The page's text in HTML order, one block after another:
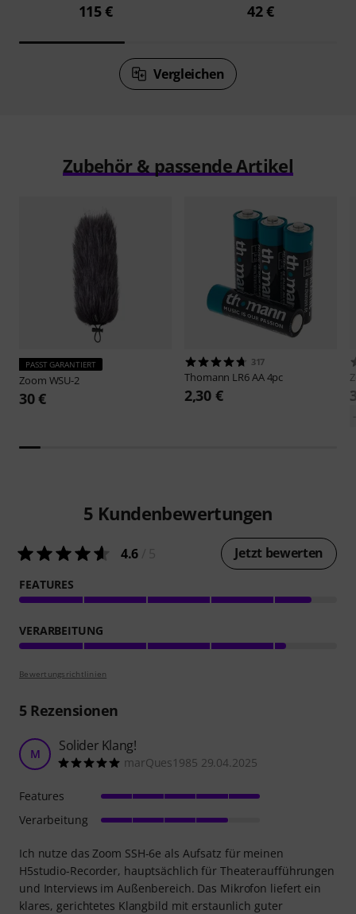
115 € 42 €
Vergleichen
Zubehör & passende Artikel
PASST GARANTIERT
Zoom WSU-2
30 €
317
Thomann LR6 AA 4pc
2,30 €
5 Kundenbewertungen
4.6 Jetzt bewerten
FEATURES
VERARBEITUNG
Bewertungsrichtlinien
5Rezensionen
M Solider Klang!
marQues1985 29.04.2025
Ich nutze das Zoom SSH-6e als Aufsatz für meinen
H5studio-Recorder, hauptsächlich für Theateraufführungen
und Interviews im Außenbereich. Das Mikrofon liefert ein
klares, gerichtetes Klangbild mit erstaunlich guter
Features
Verarbeitung